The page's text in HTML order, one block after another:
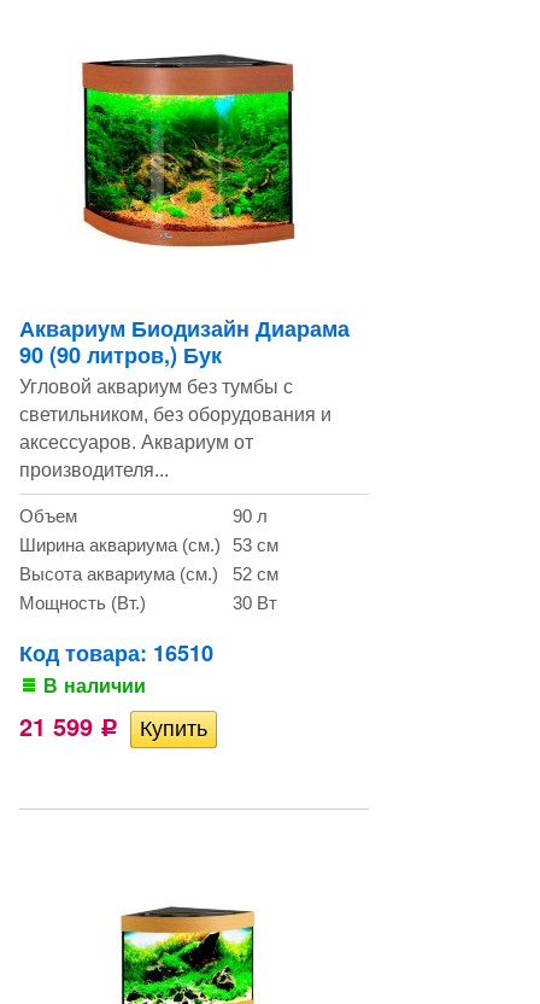
Аквариум Биодизайн Диарама
90 (90 литров,) Бук
Угловой аквариум без тумбы с
светильником, без оборудования и
аксессуаров. Аквариум от
производителя...
Объем
90 л
Ширина аквариума (см.)
53 см
Высота аквариума (см.)
52 см
Мощность (Вт.)
30 Вт
Код товара: 16510
В наличии
21 599 Р